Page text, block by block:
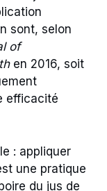
sont, selon
of
en 2016, soit
efficacité
: appliquer
une pratique
du jus de